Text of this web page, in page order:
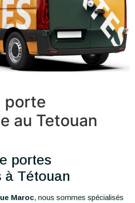
porte
au Tetouan
portes
à Tétouan
Maroc, nous sommes spécialisés